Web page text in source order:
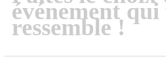
événement qui
ressemble !